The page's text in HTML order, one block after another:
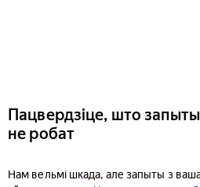
Пацвердзіце, што
не робат
Нам вельмі шкада, але запыты з